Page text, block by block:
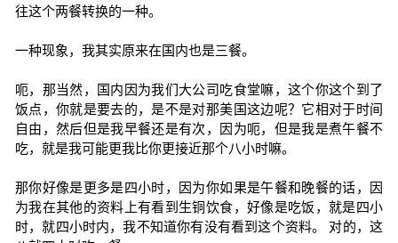
往这个两餐转换的一种。
一种现象，我其实原来在国内也是三餐。
呃，那当然，国内因为我们大公司吃食堂嘛，这个你这个到了
饭点，你就是要去的，是不是对那美国这边呢？它相对于时间
自由，然后但是我早餐还是有次，因为呃，但是我是煮午餐不
吃，就是我可能更我比你更接近那个八小时嘛。
那你好像是更多是四小时，因为你如果是午餐和晚餐的话，因
为我在其他的资料上有看到生铜饮食，好像是吃饭，就是四小
时，就四小时内，我不知道你有没有看到这个资料。 对的，这